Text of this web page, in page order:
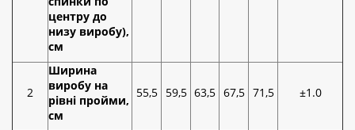
центру до
низу виробу),
см
2
Ширина
виробу на
рівні пройми,
см
55,5 59,5 63,5 67,5 71,5 ±1.0